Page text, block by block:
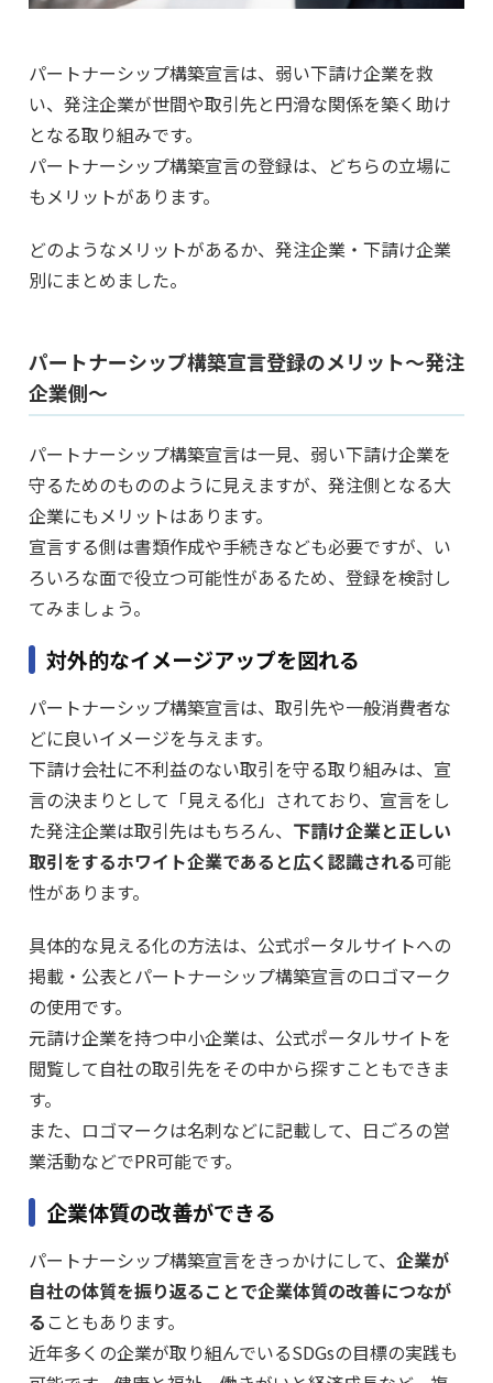
パートナーシップ構築宣言は、弱い下請け企業を救
い、発注企業が世間や取引先と円滑な関係を築く助け
となる取り組みです。
パートナーシップ構築宣言の登録は、どちらの立場に
もメリットがあります。
どのようなメリットがあるか、発注企業・下請け企業
別にまとめました。
パートナーシップ構築宣言登録のメリット～発注
企業側～
パートナーシップ構築宣言は一見、弱い下請け企業を
守るためのもののように見えますが、発注側となる大
企業にもメリットはあります。
宣言する側は書類作成や手続きなども必要ですが、い
ろいろな面で役立つ可能性があるため、登録を検討し
てみましょう。
対外的なイメージアップを図れる
パートナーシップ構築宣言は、取引先や一般消費者な
どに良いイメージを与えます。
下請け会社に不利益のない取引を守る取り組みは、宣
言の決まりとして「見える化」されており、宣言をし
た発注企業は取引先はもちろん、 下請け企業と正しい
取引をするホワイト企業であると広く認識される可能
性があります。
具体的な見える化の方法は、公式ポータルサイトへの
掲載・公表とパートナーシップ構築宣言のロゴマーク
の使用です。
元請け企業を持つ中小企業は、公式ポータルサイトを
閲覧して自社の取引先をその中から探すこともできま
す。
また、ロゴマークは名刺などに記載して、日ごろの営
業活動などでPR可能です。
企業体質の改善ができる
パートナーシップ構築宣言をきっかけにして、 企業が
自社の体質を振り返ることで企業体質の改善につなが
る こともあります。
近年多くの企業が取り組んでいるSDGsの目標の実践も